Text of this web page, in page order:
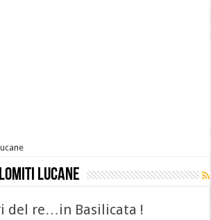
lucane
del re…in Basilicata !